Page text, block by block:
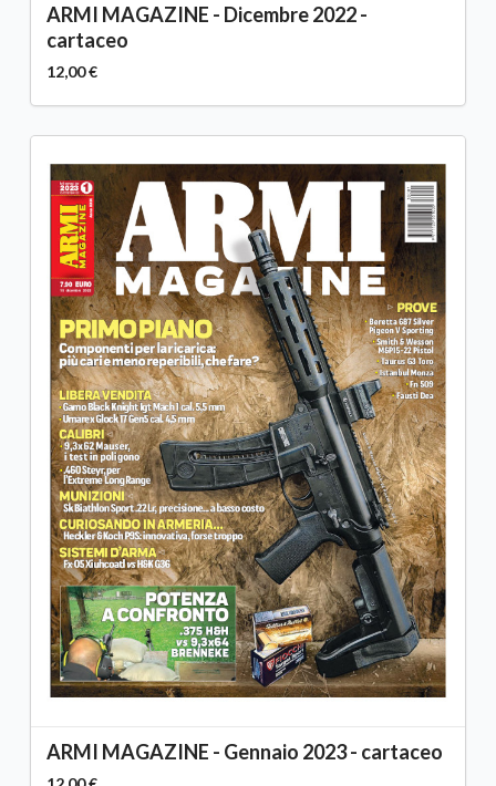
ARMI MAGAZINE - Dicembre 2022 -
cartaceo
12,00 €
ARMI MAGAZINE - Gennaio 2023 - cartaceo